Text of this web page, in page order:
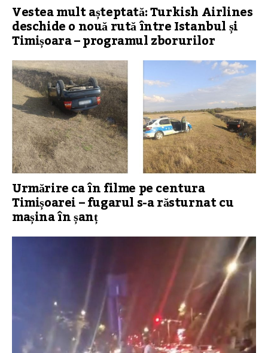
Vestea mult așteptată: Turkish Airlines
deschide o nouă rută între Istanbul și
Timișoara – programul zborurilor
Urmărire ca în filme pe centura
Timișoarei – fugarul s-a răsturnat cu
mașina în șanț